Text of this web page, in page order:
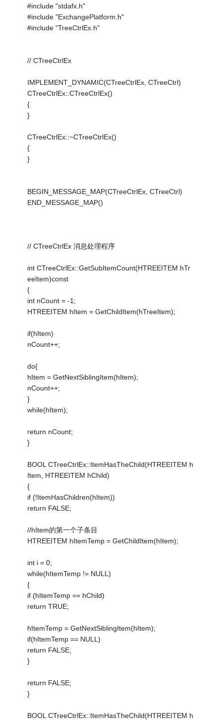
#include "stdafx.h"
#include "ExchangePlatform.h"
#include "TreeCtrlEx.h"
// CTreeCtrlEx
IMPLEMENT_DYNAMIC(CTreeCtrlEx, CTreeCtrl)
CTreeCtrlEx::CTreeCtrlEx()
{
}
CTreeCtrlEx::~CTreeCtrlEx()
{
}
BEGIN_MESSAGE_MAP(CTreeCtrlEx, CTreeCtrl)
END_MESSAGE_MAP()
// CTreeCtrlEx 消息处理程序
int CTreeCtrlEx::GetSubItemCount(HTREEITEM hTr
eeItem)const
{
int nCount = -1;
HTREEITEM hItem = GetChildItem(hTreeItem);
if(hItem)
nCount++;
do{
hItem = GetNextSiblingItem(hItem);
nCount++;
}
while(hItem);
return nCount;
}
BOOL CTreeCtrlEx::ItemHasTheChild(HTREEITEM h
Item, HTREEITEM hChild)
{
if (!ItemHasChildren(hItem))
return FALSE;
//hItem的第一个子条目
HTREEITEM hItemTemp = GetChildItem(hItem);
int i = 0;
while(hItemTemp != NULL)
{
if (hItemTemp == hChild)
return TRUE;
hItemTemp = GetNextSiblingItem(hItem);
if(hItemTemp == NULL)
return FALSE;
}
return FALSE;
}
BOOL CTreeCtrlEx::ItemHasTheChild(HTREEITEM h